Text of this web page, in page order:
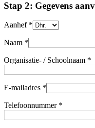
Stap 2: Gegevens
Aanhef *
Naam *
Organisatie- / Schoolnaam *
E-mailadres *
Telefoonnummer *